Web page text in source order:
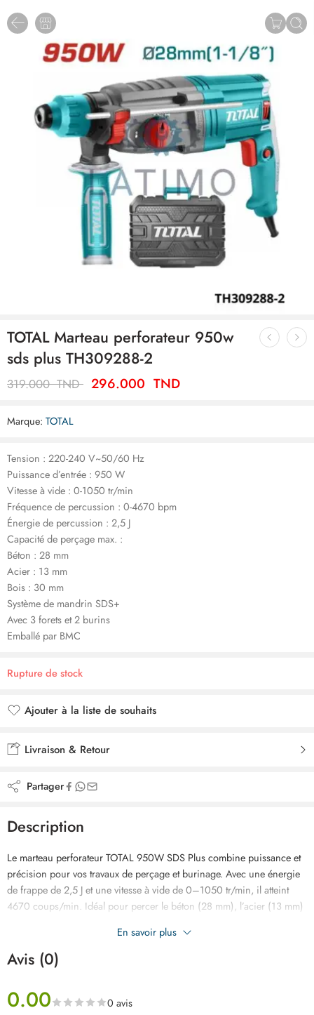
TOTAL Marteau perforateur 950w
sds plus TH309288-2
319.000TND 296.000 TND
Marque: TOTAL
Tension : 220-240 V~50/60 Hz
Puissance d’entrée : 950 W
Vitesse à vide : 0-1050 tr/min
Fréquence de percussion : 0-4670 bpm
Énergie de percussion : 2,5 J
Capacité de perçage max. :
Béton : 28 mm
Acier : 13 mm
Bois : 30 mm
Système de mandrin SDS+
Avec 3 forets et 2 burins
Emballé par BMC
Rupture de stock
Ajouter à la liste de souhaits
Livraison & Retour
Partager
Description
Le marteau perforateur TOTAL 950W SDS Plus combine puissance et
précision pour vos travaux de perçage et burinage. Avec une énergie
de frappe de 2,5 J et une vitesse à vide de 0–1050 tr/min, il atteint
4670 coups/min. Idéal pour percer le béton (28 mm), l’acier (13 mm)
En savoir plus
Avis (0)
0.00 0 avis